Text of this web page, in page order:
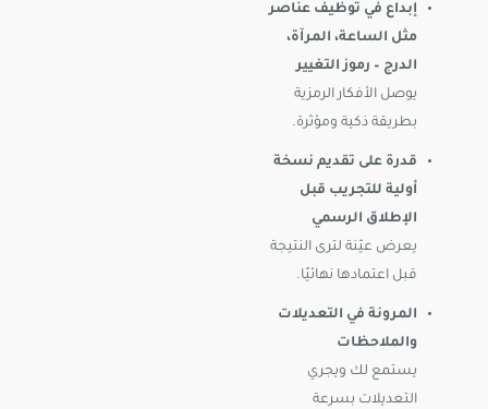
إبداع في توظيف عناصر
مثل الساعة، المرآة،
الدرج – رموز التغيير
يوصل الأفكار الرمزية
بطريقة ذكية ومؤثرة.
قدرة على تقديم نسخة
أولية للتجريب قبل
الإطلاق الرسمي
يعرض عيّنة لترى النتيجة
قبل اعتمادها نهائيًا.
المرونة في التعديلات
والملاحظات
يستمع لك ويجري
التعديلات بسرعة